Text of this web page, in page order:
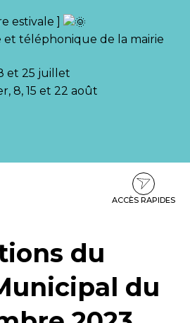
estivale ]
et téléphonique de la mairie
et 25 juillet
8, 15 et 22 août
ACCÈS RAPIDES
du
du